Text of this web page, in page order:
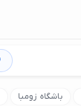
باشگاه زومبا